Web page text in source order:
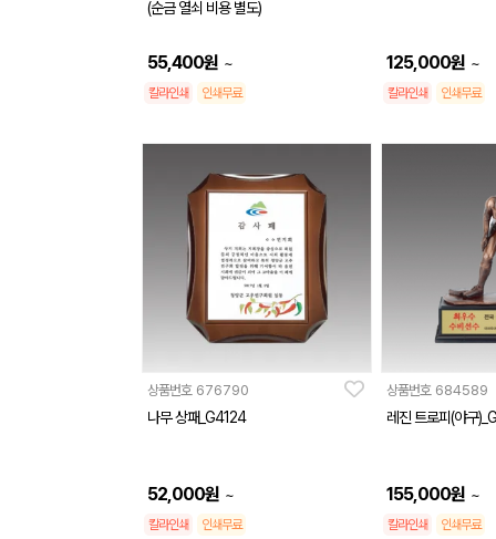
(순금 열쇠 비용 별도)
55,400원 ~
칼라인쇄 인쇄무료
125,000원 ~
칼라인쇄 인쇄무료
상품번호 676790
나무 상패_G4124
52,000원 ~
칼라인쇄 인쇄무료
상품번호 684589
레진 트로피(야구
155,000원 ~
칼라인쇄 인쇄무료